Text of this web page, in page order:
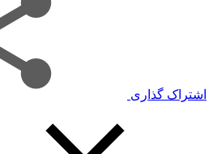
اشتراک گذاری